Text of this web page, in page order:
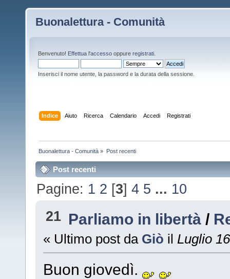
Buonalettura - Comunità
Benvenuto! Effettua l'accesso oppure registrati
Inserisci il nome utente, la password e la durata della sessione.
Indice Aiuto Ricerca Calendario Accedi Registrati
Buonalettura - Comunità » Post recenti
Post recenti
Pagine: 1 2 [3]4 5 ... 10
21 Parliamo in libertà /
« Ultimo post da Giò il Luglio
Buon giovedì.